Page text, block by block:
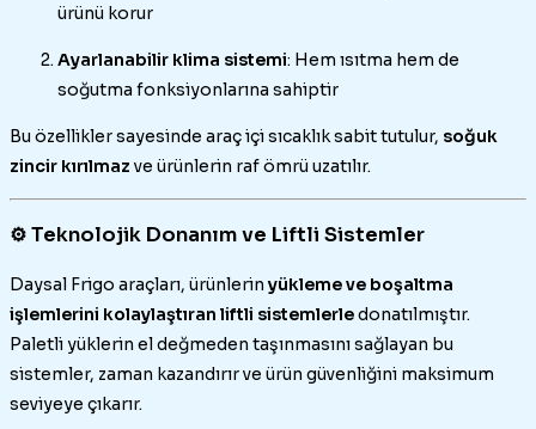
ürünü korur
Ayarlanabilir klima sistemi: Hem ısıtma hem de
soğutma fonksiyonlarına sahiptir
Bu özellikler sayesinde araç içi sıcaklık sabit tutulur, soğuk
zincir kırılmaz ve ürünlerin raf ömrü uzatılır.
⚙️ Teknolojik Donanım ve Liftli Sistemler
Daysal Frigo araçları, ürünlerinyükleme ve boşaltma
işlemlerini kolaylaştıran liftli sistemlerledonatılmıştır.
Paletli yüklerin el değmeden taşınmasını sağlayan bu
sistemler, zaman kazandırır ve ürün güvenliğini maksimum
seviyeye çıkarır.